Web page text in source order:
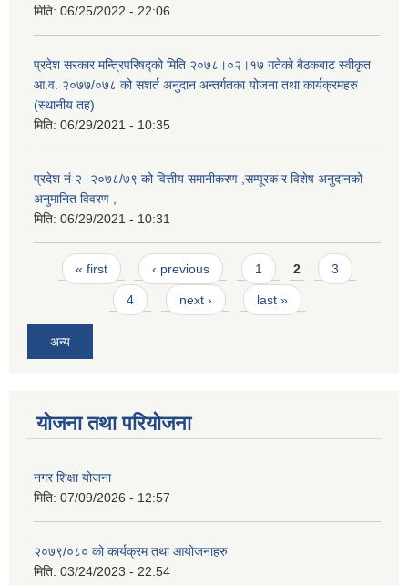
मिति: 06/25/2022 - 22:06
प्रदेश सरकार मन्त्रिपरिषद्को मिति २०७८।०२।१७ गतेको बैठकबाट स्वीकृत
आ.व. २०७७/०७८ को सशर्त अनुदान अन्तर्गतका योजना तथा कार्यक्रमहरु
(स्थानीय तह)
मिति: 06/29/2021 - 10:35
प्रदेश नं २ -२०७८/७९ को वित्तीय समानीकरण ,सम्पूरक र विशेष अनुदानको
अनुमानित विवरण ,
मिति: 06/29/2021 - 10:31
Pages
« first ‹ previous 1 2 3
4 next › last »
अन्य
योजना तथा परियोजना
नगर शिक्षा योजना
मिति: 07/09/2026 - 12:57
२०७९/०८० को कार्यक्रम तथा आयोजनाहरु
मिति: 03/24/2023 - 22:54